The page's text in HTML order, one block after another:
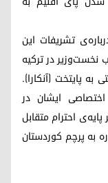
تشریفات این
در ترکیه
پایتخت (آنکارا).
ایشان در
احترام متقابل
به پرچم کوردستان